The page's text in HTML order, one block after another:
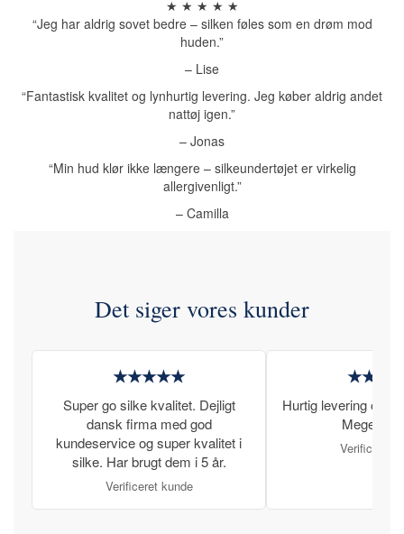
★ ★ ★ ★ ★
“Jeg har aldrig sovet bedre – silken føles som en drøm mod
huden.”
– Lise
“Fantastisk kvalitet og lynhurtig levering. Jeg køber aldrig andet
nattøj igen.”
– Jonas
“Min hud klør ikke længere – silkeundertøjet er virkelig
allergivenligt.”
– Camilla
Det siger vores kunder
★★★★★
Super go silke kvalitet. Dejligt
dansk firma med god
kundeservice og super kvalitet i
silke. Har brugt dem i 5 år.
Verificeret kunde
Hurtig levering og
Meget
Verificeret